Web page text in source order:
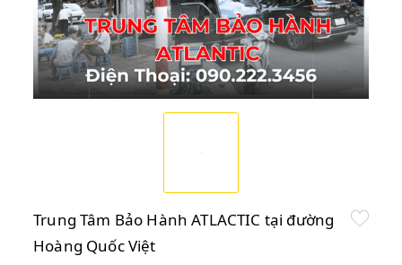
Trung Tâm Bảo Hành ATLACTIC tại đường
Hoàng Quốc Việt